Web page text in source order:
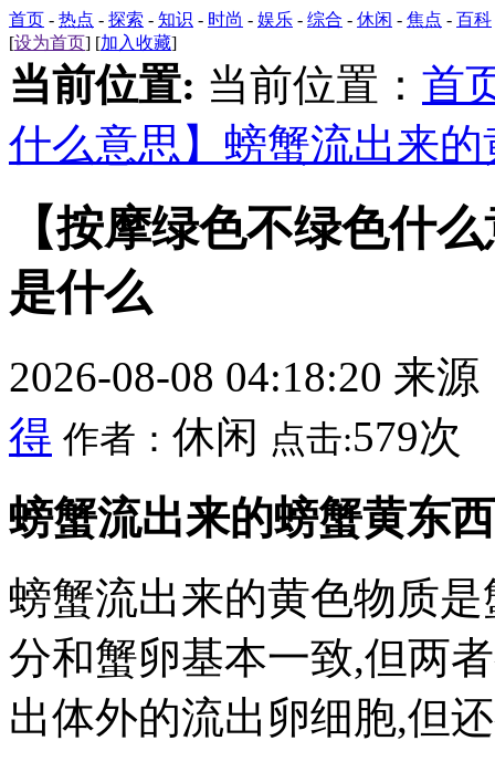
首页 - 热点 - 探索 - 知识 - 时尚 - 娱乐 - 综合 - 休闲 - 焦点 - 百科
[设为首页] [加入收藏]
当前位置: 当前位置： 首
什么意思】螃蟹流出来
【按摩绿色不绿色什
是什么
2026-08-08 04:18:20 来源
得 作者： 休闲 点击:579次
螃蟹流出来的螃蟹黄东
螃蟹流出来的黄色物质
分和蟹卵基本一致,但两
出体外的流出卵细胞,但